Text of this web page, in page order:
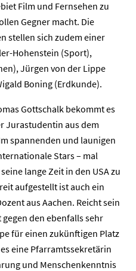
Film und Fernsehen zu
Gegner macht. Die
stellen sich zudem einer
Hohenstein (Sport),
Jürgen von der Lippe
Boning (Erdkunde).
Gottschalk bekommt es
Jurastudentin aus dem
spannenden und launigen
Stars – mal
lange Zeit in den USA zu
aufgestellt ist auch ein
aus Aachen. Reicht sein
den ebenfalls sehr
für einen zukünftigen Platz
eine Pfarramtssekretärin
und Menschenkenntnis